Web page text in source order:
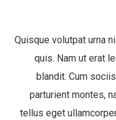
Quisque volutpat urna
quis. Nam ut erat
blandit. Cum
parturient montes,
tellus eget